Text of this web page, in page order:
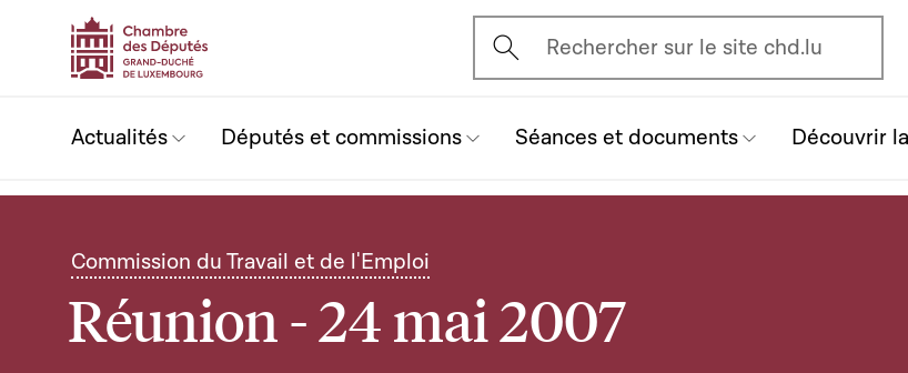
Ouvrir l'écran de recherche
Rechercher sur le site chd.lu
Actualités Députés et commissions Séances et documents Découvrir
Commission du Travail et de l'Emploi
Réunion - 24 mai 2007